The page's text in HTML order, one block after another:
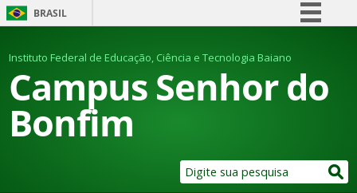
BRASIL
Comunica BR
Participe
Instituto Federal de Educação, Ciência e Tecnologia Baiano
Campus Senhor do
Bonfim